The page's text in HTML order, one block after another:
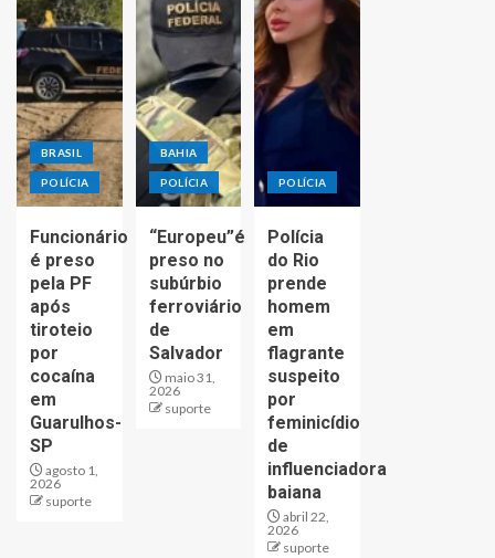
BRASIL
POLÍCIA
Funcionário
é preso
pela PF
após
tiroteio
por
cocaína
em
Guarulhos-
SP
agosto 1,
2026
suporte
BAHIA
POLÍCIA
“Europeu”é
preso no
subúrbio
ferroviário
de
Salvador
maio 31,
2026
suporte
POLÍCIA
Polícia
do Rio
prende
homem
em
flagrante
suspeito
por
feminicídio
de
influenciadora
baiana
abril 22,
2026
suporte